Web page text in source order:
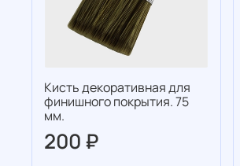
Кисть декоративная для
финишного покрытия. 75
мм.
200 ₽